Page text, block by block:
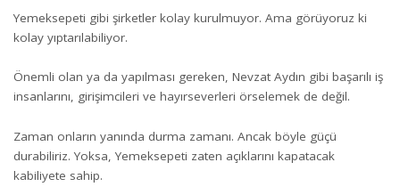
Yemeksepeti gibi şirketler kolay kurulmuyor. Ama görüyoruz ki
kolay yıptarılabiliyor.
Önemli olan ya da yapılması gereken, Nevzat Aydın gibi başarılı iş
insanlarını, girişimcileri ve hayırseverleri örselemek de değil.
Zaman onların yanında durma zamanı. Ancak böyle güçü
durabiliriz. Yoksa, Yemeksepeti zaten açıklarını kapatacak
kabiliyete sahip.